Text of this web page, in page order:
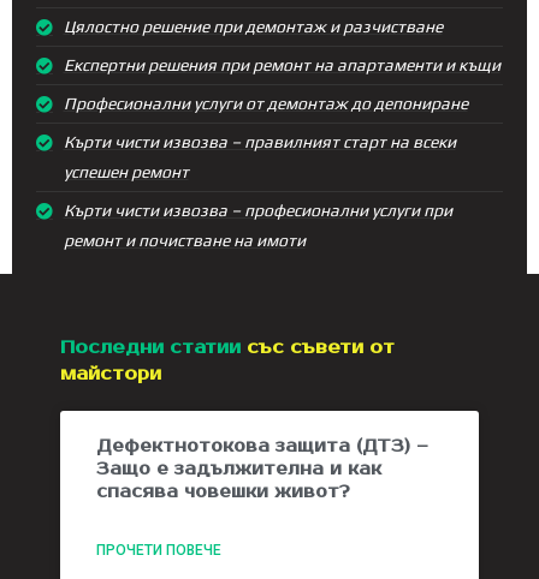
Цялостно решение при демонтаж и разчистване
Експертни решения при ремонт на апартаменти и къщи
Професионални услуги от демонтаж до депониране
Кърти чисти извозва – правилният старт на всеки
успешен ремонт
Кърти чисти извозва – професионални услуги при
ремонт и почистване на имоти
Последни статии със съвети от
майстори
Дефектнотокова защита (ДТЗ) –
Защо е задължителна и как
спасява човешки живот?
ПРОЧЕТИ ПОВЕЧЕ